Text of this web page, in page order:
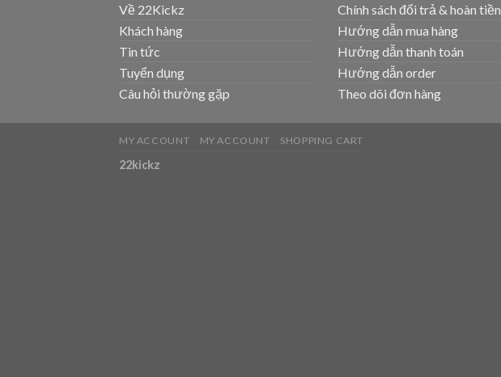
Về 22Kickz
Khách hàng
Tin tức
Tuyển dụng
Câu hỏi thường gặp
Chính sách đổi trả & hoàn tiền
Hướng dẫn mua hàng
Hướng dẫn thanh toán
Hướng dẫn order
Theo dõi đơn hàng
MY ACCOUNT MY ACCOUNT SHOPPING CART
22kickz